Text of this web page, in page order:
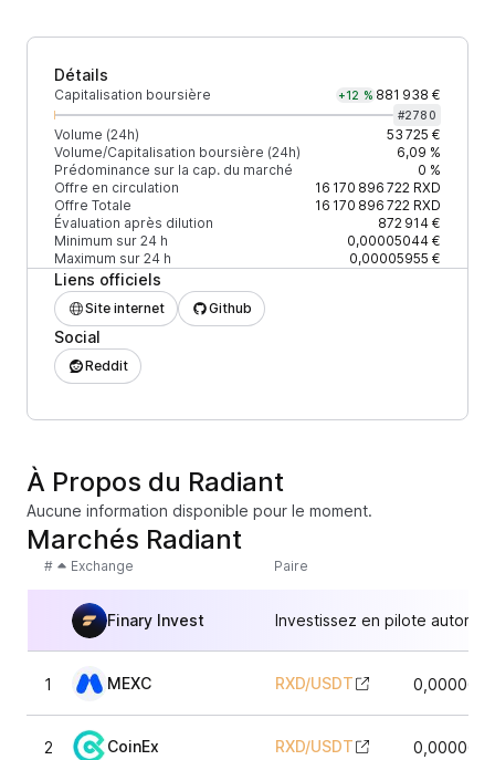
Détails
Capitalisation boursière +12 % 881 938 €
#2780
Volume (24h)
53 725 €
Volume/Capitalisation boursière (24h)
6,09 %
Prédominance sur la cap. du marché
0 %
Offre en circulation
16 170 896 722RXD
Offre Totale
16 170 896 722RXD
Évaluation après dilution
872 914 €
Minimum sur 24 h
0,00005044 €
Maximum sur 24 h
0,00005955 €
Liens officiels
Site internet Github
Social
Reddit
À Propos du Radiant
Aucune information disponible pour le moment.
Marchés Radiant
# Exchange Paire
Finary Invest Investissez en pilote
1 MEXC RXD/USDT
2 CoinEx RXD/USDT